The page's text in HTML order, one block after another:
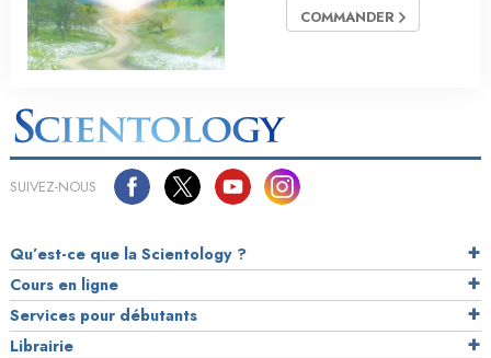
COMMANDER
SUIVEZ-NOUS
Qu’est-ce que la Scientology ?
Cours en ligne
Services pour débutants
Librairie